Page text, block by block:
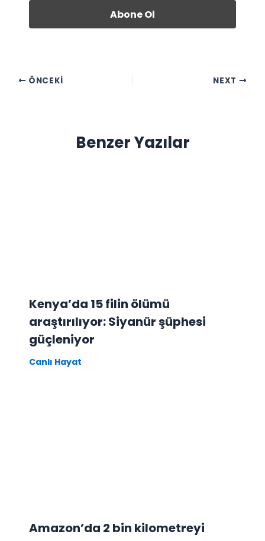
ÖNCEKI NEXT
Benzer Yazılar
Kenya’da 15 filin ölümü
araştırılıyor: Siyanür şüphesi
güçleniyor
Canlı Hayat
Amazon’da 2 bin kilometreyi